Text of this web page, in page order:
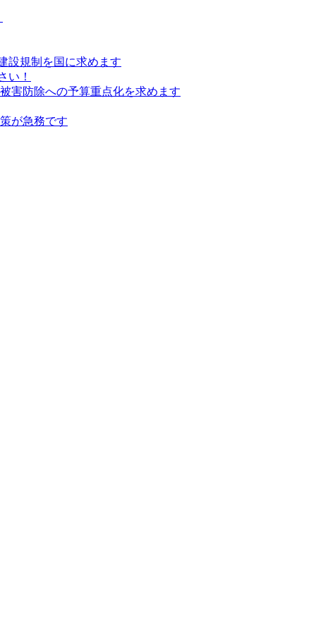
設規制を国に求めます
い！
害防除への予算重点化を求めます
が急務です